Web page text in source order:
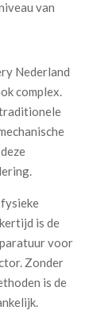
van
Nederland
complex.
is de
voor
Zonder
is de